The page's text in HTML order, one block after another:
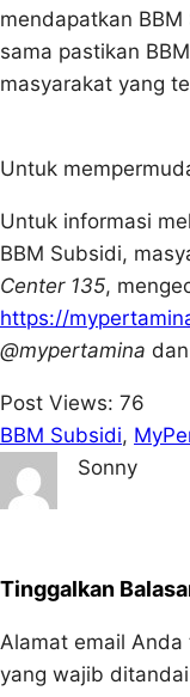
mendapatkan
sama pastikan
masyarakat yang
Untuk
Untuk informasi
BBM Subsidi,
Center 135,
https://
@mypertamina dan
Post Views: 76
BBM Subsidi,
Sonny
Tinggalkan
Alamat email
yang wajib ditandai